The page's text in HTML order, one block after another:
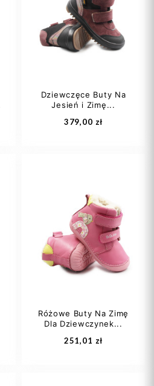
22
24
25 +3
Dodaj do koszyka
Dziewczęce Buty Na
Jesień i Zimę...
379,00 zł
27
28
29
30 +1
Dodaj do koszyka
Różowe Buty Na Zimę
Dla Dziewczynek...
251,01 zł